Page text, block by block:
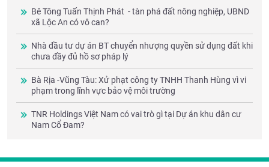
Bê Tông Tuấn Thịnh Phát - tàn phá đất nông nghiệp, UBND
xã Lộc An có vô can?
Nhà đầu tư dự án BT chuyển nhượng quyền sử dụng đất khi
chưa đầy đủ hồ sơ pháp lý
Bà Rịa -Vũng Tàu: Xử phạt công ty TNHH Thanh Hùng vì vi
phạm trong lĩnh vực bảo vệ môi trường
TNR Holdings Việt Nam có vai trò gì tại Dự án khu dân cư
Nam Cổ Đam?